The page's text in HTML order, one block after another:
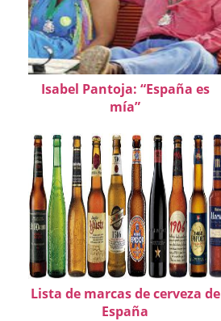
Isabel Pantoja: “España es
mía”
Lista de marcas de cerveza de
España